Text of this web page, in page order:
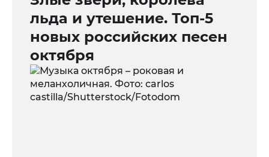
льда и утешение. Топ-5
новых российских песен
октября